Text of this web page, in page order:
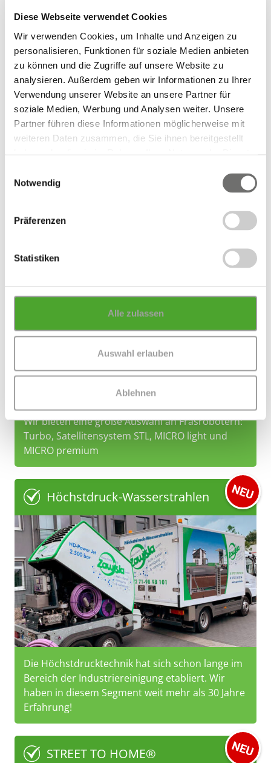
Diese Webseite verwendet Cookies
Wir verwenden Cookies, um Inhalte und Anzeigen zu
personalisieren, Funktionen für soziale Medien anbieten
zu können und die Zugriffe auf unsere Website zu
analysieren. Außerdem geben wir Informationen zu Ihrer
Verwendung unserer Website an unsere Partner für
soziale Medien, Werbung und Analysen weiter. Unsere
Partner führen diese Informationen möglicherweise mit
weiteren Daten zusammen, die Sie ihnen bereitgestellt
Notwendig
Präferenzen
Statistiken
Alle zulassen
Auswahl erlauben
Ablehnen
Umweltbestimmungen, Vorschriften (WHG) und
Fräsroboter
Wir bieten eine große Auswahl an Fräsrobotern:
Turbo, Satellitensystem STL, MICRO light und
MICRO premium
Höchstdruck-Wasserstrahlen
Die Höchstdrucktechnik hat sich schon lange im
Bereich der Industriereinigung etabliert. Wir
haben in diesem Segment weit mehr als 30 Jahre
Erfahrung!
STREET TO HOME®